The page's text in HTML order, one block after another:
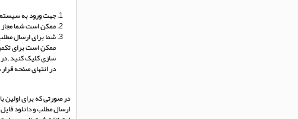
جهت ورود به سیستم
ممکن است شما مجاز
شما برای ارسال
ممکن است برای
سازی کلیک کنید ,
در انتهای صفحه
در صورتی که برای اولین
ارسال مطلب و دانلود